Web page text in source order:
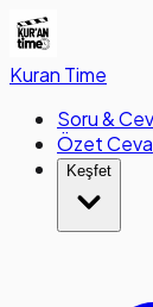
Kuran Time
Soru &
Özet
Keşfet